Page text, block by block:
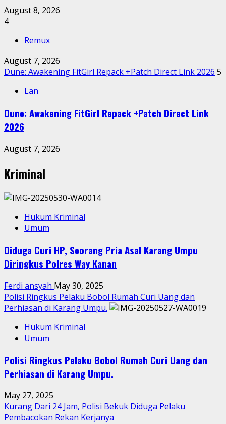
August 8, 2026
4
Remux
August 7, 2026
Dune: Awakening FitGirl Repack +Patch Direct Link 2026 5
Lan
Dune: Awakening FitGirl Repack +Patch Direct Link
2026
August 7, 2026
Kriminal
Hukum Kriminal
Umum
Diduga Curi HP, Seorang Pria Asal Karang Umpu
Diringkus Polres Way Kanan
Ferdi ansyah May 30, 2025
Polisi Ringkus Pelaku Bobol Rumah Curi Uang dan
Perhiasan di Karang Umpu.
Hukum Kriminal
Umum
Polisi Ringkus Pelaku Bobol Rumah Curi Uang dan
Perhiasan di Karang Umpu.
May 27, 2025
Kurang Dari 24 Jam, Polisi Bekuk Diduga Pelaku
Pembacokan Rekan Kerjanya